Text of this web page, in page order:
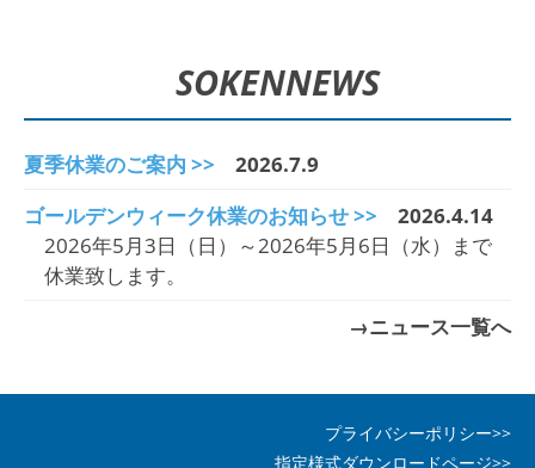
SOKENNEWS
夏季休業のご案内 >> 2026.7.9
ゴールデンウィーク休業のお知らせ >> 2026.4.14
2026年5月3日（日）～2026年5月6日（水）まで
休業致します。
→ニュース一覧へ
プライバシーポリシー>>
指定様式ダウンロードページ>>